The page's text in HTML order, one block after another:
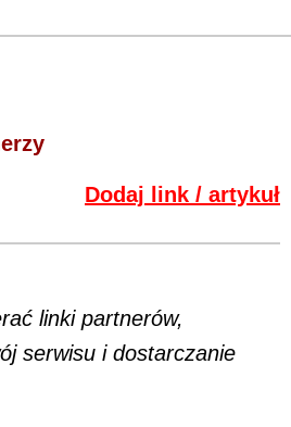
Dodaj link / artykuł
linki partnerów,
serwisu i dostarczanie